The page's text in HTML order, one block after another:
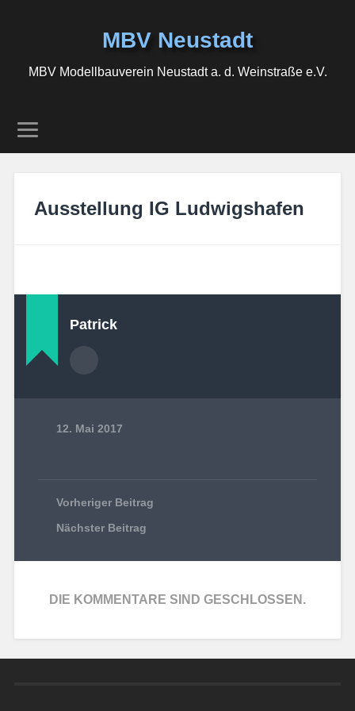
MBV Neustadt
MBV Modellbauverein Neustadt a. d. Weinstraße e.V.
Ausstellung IG Ludwigshafen
Patrick
12. Mai 2017
Vorheriger Beitrag
Nächster Beitrag
DIE KOMMENTARE SIND GESCHLOSSEN.